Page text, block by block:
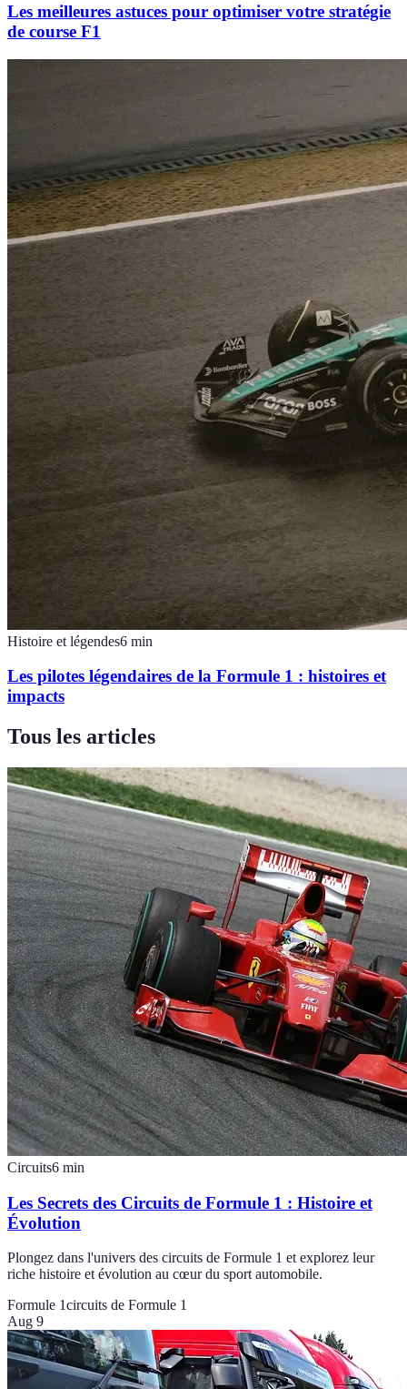
Les meilleures astuces pour optimiser votre stratégie
de course F1
Histoire et légendes6 min
Les pilotes légendaires de la Formule 1 : histoires et
impacts
Tous les articles
Circuits6 min
Les Secrets des Circuits de Formule 1 : Histoire et
Évolution
Plongez dans l'univers des circuits de Formule 1 et explorez leur
riche histoire et évolution au cœur du sport automobile.
Formule 1circuits de Formule 1
Aug 9